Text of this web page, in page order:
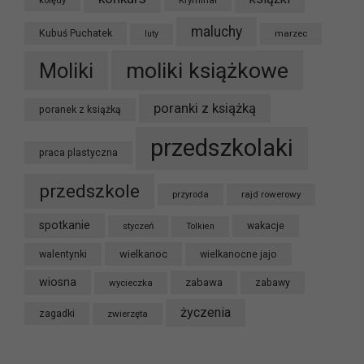
Kubuś Puchatek luty maluchy marzec
Moliki moliki książkowe
poranek z książką poranki z książką
praca plastyczna przedszkolaki
przedszkole przyroda rajd rowerowy
spotkanie styczeń Tolkien wakacje
walentynki wielkanoc wielkanocne jajo
wiosna wycieczka zabawa zabawy
zagadki zwierzęta życzenia